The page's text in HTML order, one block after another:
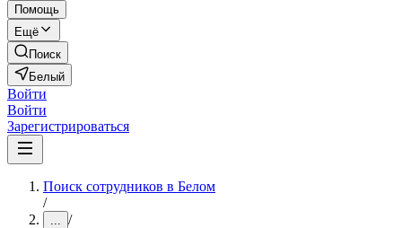
Помощь
Ещё
Поиск
Белый
Войти
Войти
Зарегистрироваться
Поиск сотрудников в Белом
/
... /